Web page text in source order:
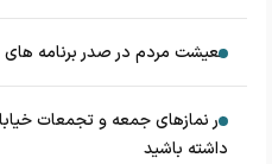
معیشت مردم در صدر برنامه های
در نماز‌های جمعه و تجمعات
داشته باشید